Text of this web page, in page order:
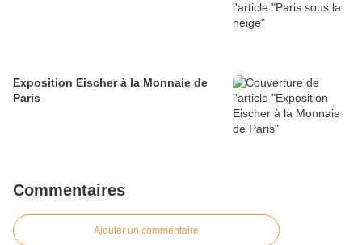
Exposition Eischer à la Monnaie de
Paris
Commentaires
Ajouter un commentaire